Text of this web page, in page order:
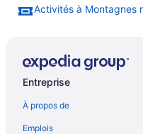
Activités à Montagnes
Entreprise
À propos de
Emplois